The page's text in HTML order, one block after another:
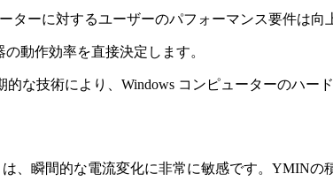
ーに対するユーザーのパフォーマンス要件は向
動作効率を直接決定します。
な技術により、Windows コンピューターのハー
、瞬間的な電流変化に非常に敏感です。YMINの